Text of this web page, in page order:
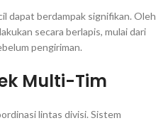
dapat berdampak signifikan. Oleh
secara berlapis, mulai dari
pengiriman.
Multi-Tim
lintas divisi. Sistem